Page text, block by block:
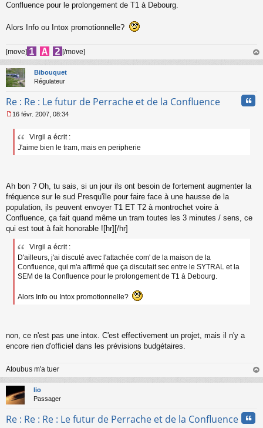
Confluence pour le prolongement de T1 à Debourg.
Alors Info ou Intox promotionnelle?
[move] [/move]
au
Bibouquet
Régulateur
Re : Re : Le futur de Perrache et de la Confluence
e
a
n
l
u
16 févr. 2007, 08:34
Virgil a écrit :
J'aime bien le tram, mais en peripherie
Ah bon ? Oh, tu sais, si un jour ils ont besoin de fortement augmenter la
fréquence sur le sud Presqu'île pour faire face à une hausse de la
population, ils peuvent envoyer T1 ET T2 à montrochet voire à
Confluence, ça fait quand même un tram toutes les 3 minutes / sens, ce
qui est tout à fait honorable ![hr][/hr]
Virgil a écrit :
D'ailleurs, j'ai discuté avec l'attachée com' de la maison de la
Confluence, qui m'a affirmé que ça discutait sec entre le SYTRAL et la
SEM de la Confluence pour le prolongement de T1 à Debourg.
Alors Info ou Intox promotionnelle?
non, ce n'est pas une intox. C'est effectivement un projet, mais il n'y a
encore rien d'officiel dans les prévisions budgétaires.
Atoubus m'a tuer
au
lio
Passager
Re : Re : Re : Le futur de Perrache et de la Confluence